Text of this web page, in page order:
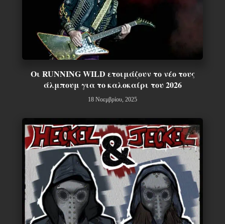
Οι RUNNING WILD ετοιμάζουν το νέο τους
άλμπουμ για το καλοκαίρι του 2026
18 Νοεμβρίου, 2025